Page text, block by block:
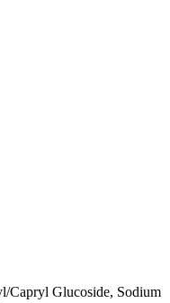
Capryl Glucoside, Sodium